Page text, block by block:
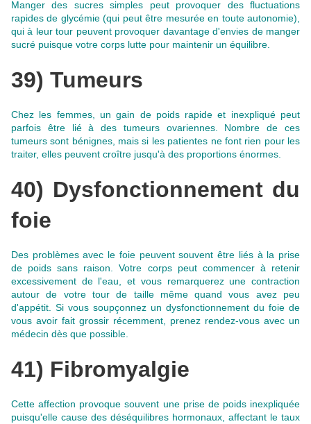
Manger des sucres simples peut provoquer des fluctuations
rapides de glycémie (qui peut être mesurée en toute autonomie)
qui à leur tour peuvent provoquer davantage d'envies de manger
sucré puisque votre corps lutte pour maintenir un équilibre.
39) Tumeurs
Chez les femmes, un gain de poids rapide et inexpliqué peut
parfois être lié à des tumeurs ovariennes. Nombre de ces
tumeurs sont bénignes, mais si les patientes ne font rien pour les
traiter, elles peuvent croître jusqu'à des proportions énormes.
40) Dysfonctionnement du
foie
Des problèmes avec le foie peuvent souvent être liés à la prise
de poids sans raison . Votre corps peut commencer à retenir
excessivement de l'eau, et vous remarquerez une contraction
autour de votre tour de taille même quand vous avez peu
d'appétit. Si vous soupçonnez un dysfonctionnement du foie de
vous avoir fait grossir récemment , prenez rendez-vous avec un
médecin dès que possible.
41) Fibromyalgie
Cette affection provoque souvent une prise de poids inexpliquée
puisqu'elle cause des déséquilibres hormonaux, affectant le taux